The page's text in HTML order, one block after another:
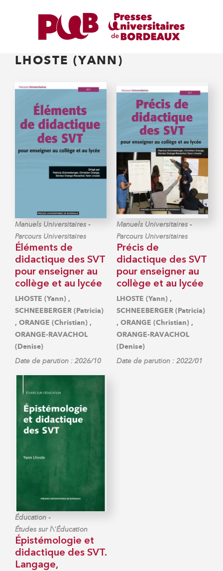
LHOSTE (YANN)
Manuels Universitaires -
Parcours Universitaires
Éléments de
didactique des SVT
pour enseigner au
collège et au lycée
LHOSTE (Yann) ,
SCHNEEBERGER (Patricia)
, ORANGE (Christian) ,
ORANGE-RAVACHOL
(Denise)
Date de parution : 2026/10
Manuels Universitaires -
Parcours Universitaires
Précis de
didactique des SVT
pour enseigner au
collège et au lycée
LHOSTE (Yann) ,
SCHNEEBERGER (Patricia)
, ORANGE (Christian) ,
ORANGE-RAVACHOL
(Denise)
Date de parution : 2022/01
Éducation -
Études sur l\'Éducation
Épistémologie et
didactique des SVT.
Langage,